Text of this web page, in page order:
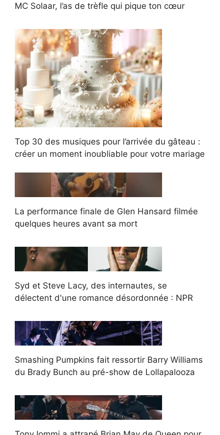
MC Solaar, l’as de trèfle qui pique ton cœur
Top 30 des musiques pour l’arrivée du gâteau :
créer un moment inoubliable pour votre mariage
La performance finale de Glen Hansard filmée
quelques heures avant sa mort
Syd et Steve Lacy, des internautes, se
délectent d'une romance désordonnée : NPR
Smashing Pumpkins fait ressortir Barry Williams
du Brady Bunch au pré-show de Lollapalooza